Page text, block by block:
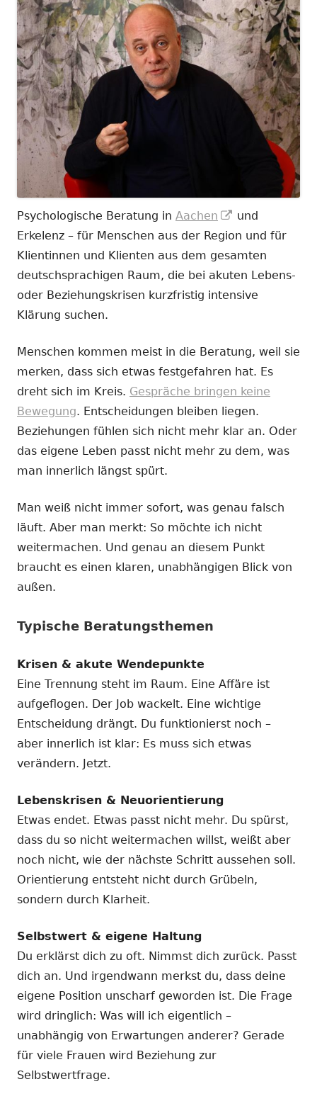
Psychologische Beratung in Aachen
In
neuem
Fenster
öffnen
und
Erkelenz – für Menschen aus der Region und für
Klientinnen und Klienten aus dem gesamten
deutschsprachigen Raum, die bei akuten Lebens-
oder Beziehungskrisen kurzfristig intensive
Klärung suchen.
Menschen kommen meist in die Beratung, weil sie
merken, dass sich etwas festgefahren hat. Es
dreht sich im Kreis. Gespräche bringen keine
Bewegung. Entscheidungen bleiben liegen.
Beziehungen fühlen sich nicht mehr klar an. Oder
das eigene Leben passt nicht mehr zu dem, was
man innerlich längst spürt.
Man weiß nicht immer sofort, was genau falsch
läuft. Aber man merkt: So möchte ich nicht
weitermachen. Und genau an diesem Punkt
braucht es einen klaren, unabhängigen Blick von
außen.
Typische Beratungsthemen
Krisen & akute Wendepunkte
Eine Trennung steht im Raum. Eine Affäre ist
aufgeflogen. Der Job wackelt. Eine wichtige
Entscheidung drängt. Du funktionierst noch –
aber innerlich ist klar: Es muss sich etwas
verändern. Jetzt.
Lebenskrisen & Neuorientierung
Etwas endet. Etwas passt nicht mehr. Du spürst,
dass du so nicht weitermachen willst, weißt aber
noch nicht, wie der nächste Schritt aussehen soll.
Orientierung entsteht nicht durch Grübeln,
sondern durch Klarheit.
Selbstwert & eigene Haltung
Du erklärst dich zu oft. Nimmst dich zurück. Passt
dich an. Und irgendwann merkst du, dass deine
eigene Position unscharf geworden ist. Die Frage
wird dringlich: Was will ich eigentlich –
unabhängig von Erwartungen anderer? Gerade
für viele Frauen wird Beziehung zur
Selbstwertfrage.